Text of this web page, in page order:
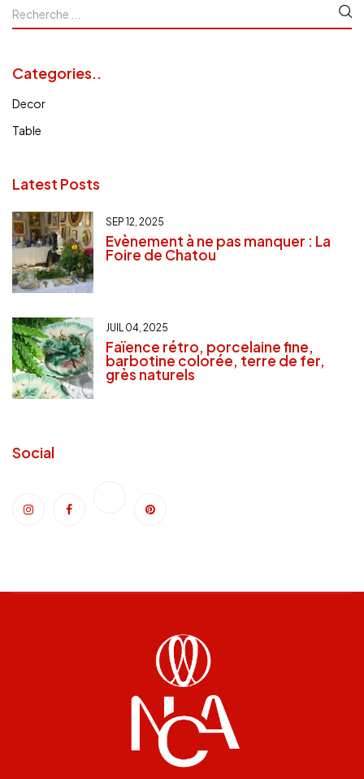
Categories..
Decor
Table
Latest Posts
SEP 12, 2025
Evènement à ne pas manquer : La
Foire de Chatou
JUIL 04, 2025
Faïence rétro, porcelaine fine,
barbotine colorée, terre de fer,
grès naturels
Social